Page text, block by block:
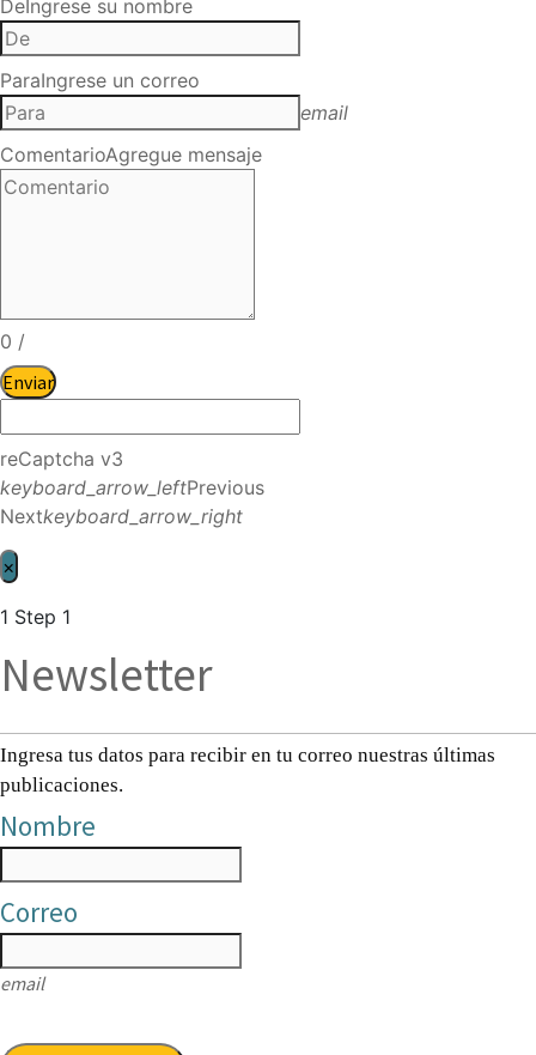
De Ingrese su nombre
ParaIngrese un correo
email
ComentarioAgregue mensaje
0 /
Enviar
reCaptcha v3
keyboard_arrow_leftPrevious
Nextkeyboard_arrow_right
×
1 Step 1
Newsletter
Ingresa tus datos para recibir en tu correo nuestras últimas
publicaciones.
Nombre
Correo
email